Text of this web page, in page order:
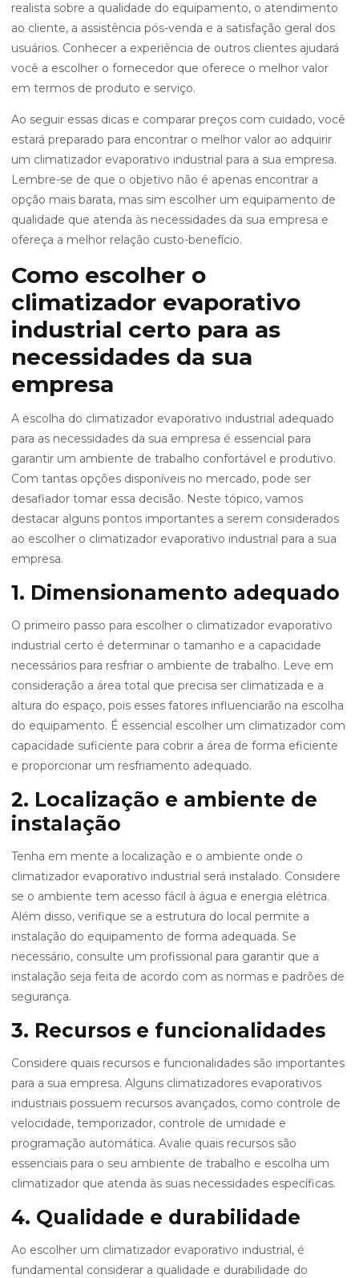
realista sobre a qualidade do equipamento, o atendimento
ao cliente, a assistência pós-venda e a satisfação geral dos
usuários. Conhecer a experiência de outros clientes ajudará
você a escolher o fornecedor que oferece o melhor valor
em termos de produto e serviço.
Ao seguir essas dicas e comparar preços com cuidado, você
estará preparado para encontrar o melhor valor ao adquirir
um climatizador evaporativo industrial para a sua empresa.
Lembre-se de que o objetivo não é apenas encontrar a
opção mais barata, mas sim escolher um equipamento de
qualidade que atenda às necessidades da sua empresa e
ofereça a melhor relação custo-benefício.
Como escolher o
climatizador evaporativo
industrial certo para as
necessidades da sua
empresa
A escolha do climatizador evaporativo industrial adequado
para as necessidades da sua empresa é essencial para
garantir um ambiente de trabalho confortável e produtivo.
Com tantas opções disponíveis no mercado, pode ser
desafiador tomar essa decisão. Neste tópico, vamos
destacar alguns pontos importantes a serem considerados
ao escolher o climatizador evaporativo industrial para a sua
empresa.
1. Dimensionamento adequado
O primeiro passo para escolher o climatizador evaporativo
industrial certo é determinar o tamanho e a capacidade
necessários para resfriar o ambiente de trabalho. Leve em
consideração a área total que precisa ser climatizada e a
altura do espaço, pois esses fatores influenciarão na escolha
do equipamento. É essencial escolher um climatizador com
capacidade suficiente para cobrir a área de forma eficiente
e proporcionar um resfriamento adequado.
2. Localização e ambiente de
instalação
Tenha em mente a localização e o ambiente onde o
climatizador evaporativo industrial será instalado. Considere
se o ambiente tem acesso fácil à água e energia elétrica.
Além disso, verifique se a estrutura do local permite a
instalação do equipamento de forma adequada. Se
necessário, consulte um profissional para garantir que a
instalação seja feita de acordo com as normas e padrões de
segurança.
3. Recursos e funcionalidades
Considere quais recursos e funcionalidades são importantes
para a sua empresa. Alguns climatizadores evaporativos
industriais possuem recursos avançados, como controle de
velocidade, temporizador, controle de umidade e
programação automática. Avalie quais recursos são
essenciais para o seu ambiente de trabalho e escolha um
climatizador que atenda às suas necessidades específicas.
4. Qualidade e durabilidade
Ao escolher um climatizador evaporativo industrial, é
fundamental considerar a qualidade e durabilidade do